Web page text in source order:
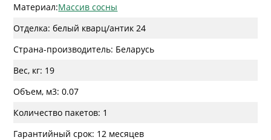
Материал:Массив сосны
Отделка: белый кварц/антик 24
Страна-производитель: Беларусь
Вес, кг: 19
Объем, м3: 0.07
Количество пакетов: 1
Гарантийный срок: 12 месяцев